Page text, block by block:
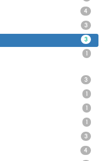
4
3
3
1
3
1
1
1
3
4